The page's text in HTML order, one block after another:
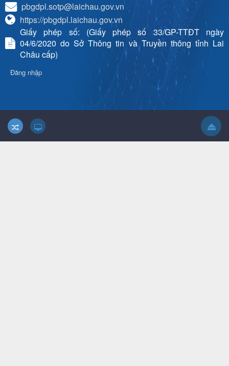
pbgdpl.sotp@laichau.gov.vn
https://pbgdpl.laichau.gov.vn
Giấy phép số: (Giấy phép số 33/GP-TTĐT ngày
04/6/2020 do Sở Thông tin và Truyền thông tỉnh Lai
Châu cấp)
Đăng nhập